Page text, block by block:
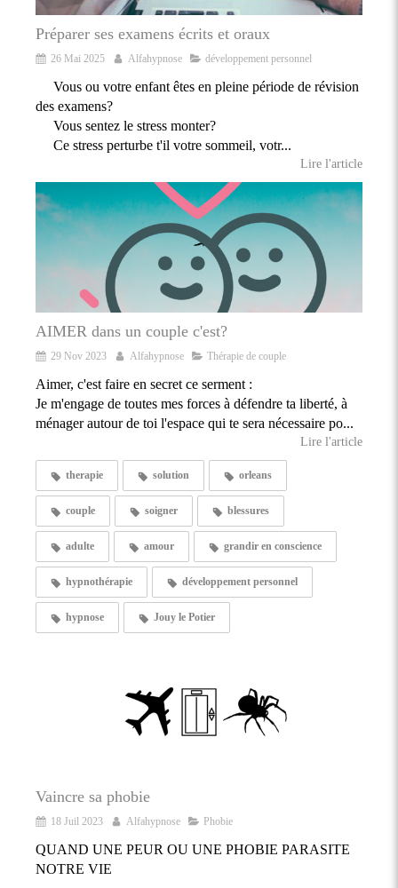
Préparer ses examens écrits et oraux
26 Mai 2025 Alfahypnose développement personnel
Vous ou votre enfant êtes en pleine période de révision
des examens?
Vous sentez le stress monter?
Ce stress perturbe t'il votre sommeil, votr...
Lire l'article
AIMER dans un couple c'est?
29 Nov 2023 Alfahypnose Thérapie de couple
Aimer, c'est faire en secret ce serment :
Je m'engage de toutes mes forces à défendre ta liberté, à
ménager autour de toi l'espace qui te sera nécessaire po...
Lire l'article
therapie solution orleans
couple soigner blessures
adulte amour grandir en conscience
hypnothérapie développement personnel
hypnose Jouy le Potier
Vaincre sa phobie
18 Juil 2023 Alfahypnose Phobie
QUAND UNE PEUR OU UNE PHOBIE PARASITE
NOTRE VIE